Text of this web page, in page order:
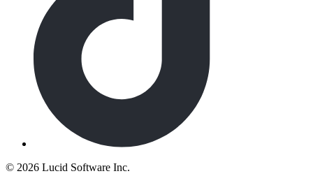
© 2026 Lucid Software Inc.